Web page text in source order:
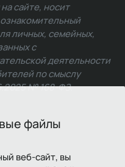
файлы
веб-сайт, вы
сайте, носит
личных, семейных,
с
деятельности
по смыслу
№ 168-ФЗ.